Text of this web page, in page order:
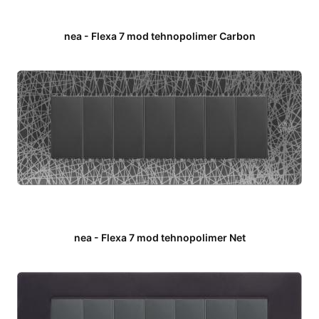
nea - Flexa 7 mod tehnopolimer Carbon
nea - Flexa 7 mod tehnopolimer Net